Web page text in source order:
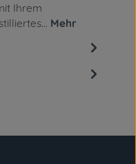
Ihrem
Mehr